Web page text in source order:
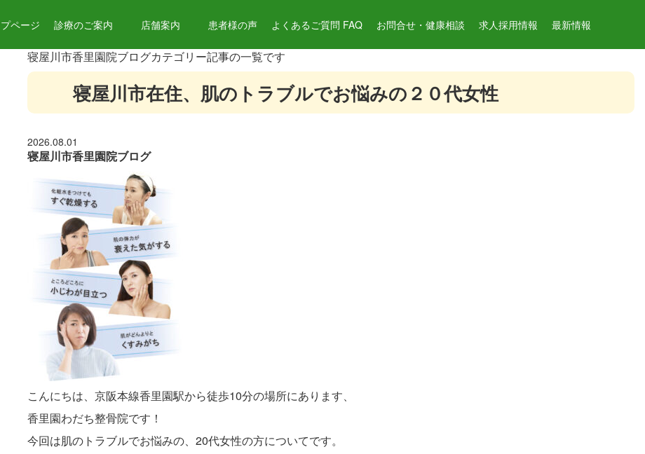
プページ 診療のご案内 店舗案内 患者様の声 よくあるご質問 FAQ お問合せ・健康相談 求人採用情報 最新情報
寝屋川市香里園院ブログカテゴリー記事の一覧です
寝屋川市在住、肌のトラブルでお悩みの２０代女性
2026.08.01
寝屋川市香里園院ブログ
こんにちは、京阪本線香里園駅から徒歩10分の場所にあります、
香里園わだち整骨院です！
今回は肌のトラブルでお悩みの、20代女性の方についてです。